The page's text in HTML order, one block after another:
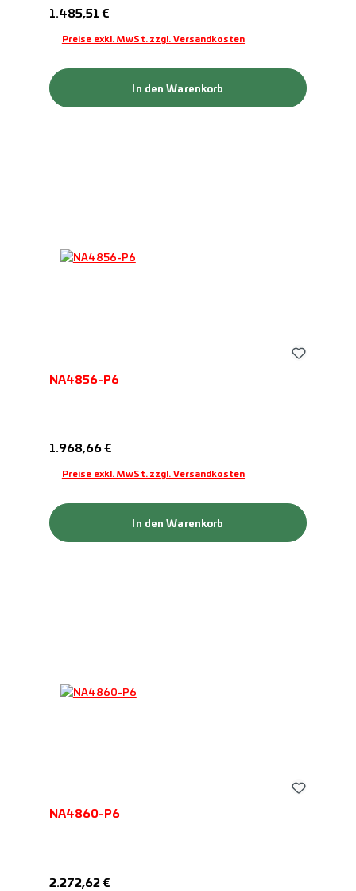
Regulärer Preis:
1.485,51 €
Preise exkl. MwSt. zzgl. Versandkosten
In den Warenkorb
NA4856-P6
Regulärer Preis:
1.968,66 €
Preise exkl. MwSt. zzgl. Versandkosten
In den Warenkorb
NA4860-P6
Regulärer Preis:
2.272,62 €